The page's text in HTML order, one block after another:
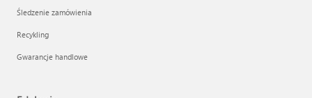
Śledzenie zamówienia
Recykling
Gwarancje handlowe